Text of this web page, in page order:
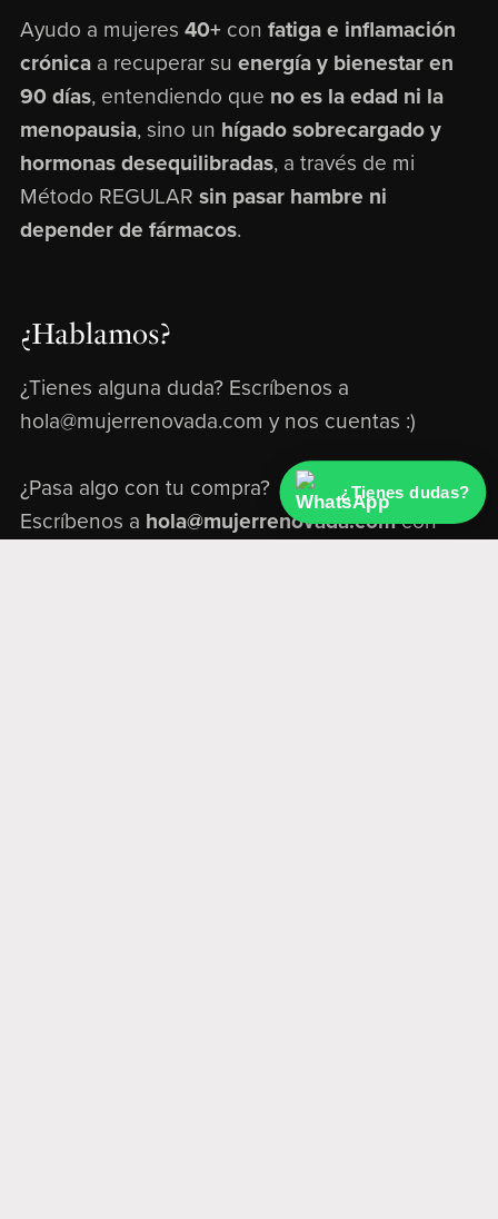
Ayudo a mujeres 40+ con fatiga e inflamación
crónica a recuperar su energía y bienestar en
90 días, entendiendo que no es la edad ni la
menopausia, sino un hígado sobrecargado y
hormonas desequilibradas, a través de mi
Método REGULAR sin pasar hambre ni
depender de fármacos.
¿Hablamos?
¿Tienes alguna duda? Escríbenos a
hola@mujerrenovada.com y nos cuentas :)
¿Pasa algo con tu compra?
Escríbenos a hola@mujerrenovada.comcon
¿Tienes dudas?